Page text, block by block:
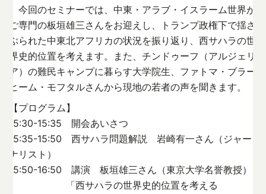
今回のセミナーでは、中東・アラブ・イスラーム世界が
ご専門の板垣雄三さんをお迎えし、トランプ政権下で揺さ
ぶられた中東北アフリカの状況を振り返り、西サハラの世
界史的位置を考えます。また、チンドゥーフ（アルジェリ
ア）の難民キャンプに暮らす大学院生、ファトマ・ブラー
ヒーム・モフタルさんから現地の若者の声を聞きます。
【プログラム】
15:30-15:35 開会あいさつ
15:35-15:50 西サハラ問題解説 岩崎有一さん（ジャー
ナリスト）
15:50-16:50 講演 板垣雄三さん（東京大学名誉教授）
「西サハラの世界史的位置を考える